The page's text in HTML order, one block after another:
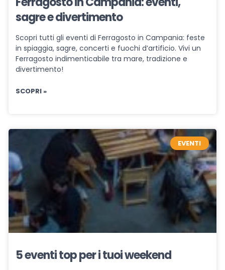
sagre e divertimento
Scopri tutti gli eventi di Ferragosto in Campania: feste
in spiaggia, sagre, concerti e fuochi d’artificio. Vivi un
Ferragosto indimenticabile tra mare, tradizione e
divertimento!
SCOPRI »
EVENTI
5 eventi top per i tuoi weekend